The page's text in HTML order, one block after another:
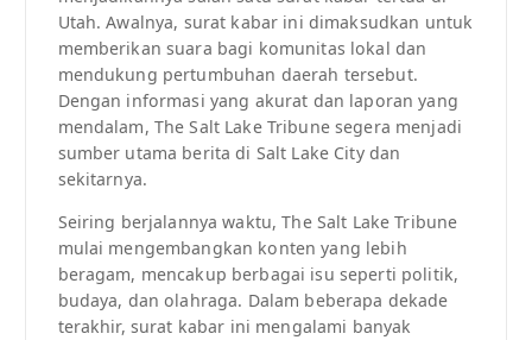
Utah. Awalnya, surat kabar ini dimaksudkan untuk
memberikan suara bagi komunitas lokal dan
mendukung pertumbuhan daerah tersebut.
Dengan informasi yang akurat dan laporan yang
mendalam, The Salt Lake Tribune segera menjadi
sumber utama berita di Salt Lake City dan
sekitarnya.
Seiring berjalannya waktu, The Salt Lake Tribune
mulai mengembangkan konten yang lebih
beragam, mencakup berbagai isu seperti politik,
budaya, dan olahraga. Dalam beberapa dekade
terakhir, surat kabar ini mengalami banyak